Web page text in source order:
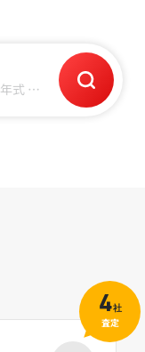
年式 ・ 走行距離
4社
査定